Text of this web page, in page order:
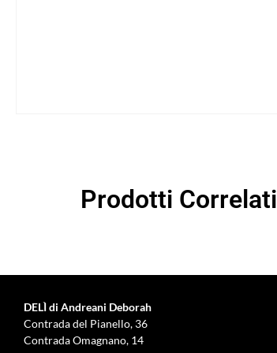
Prodotti Correlati
DELÌ di Andreani Deborah
Contrada del Pianello, 36
Contrada Omagnano, 14